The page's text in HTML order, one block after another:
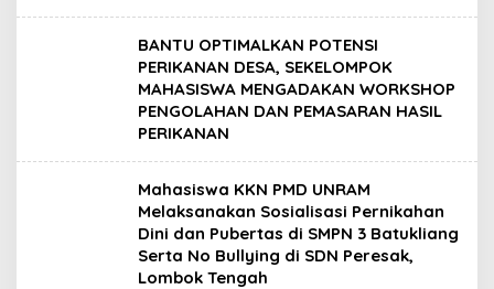
BANTU OPTIMALKAN POTENSI
PERIKANAN DESA, SEKELOMPOK
MAHASISWA MENGADAKAN WORKSHOP
PENGOLAHAN DAN PEMASARAN HASIL
PERIKANAN
Mahasiswa KKN PMD UNRAM
Melaksanakan Sosialisasi Pernikahan
Dini dan Pubertas di SMPN 3 Batukliang
Serta No Bullying di SDN Peresak,
Lombok Tengah